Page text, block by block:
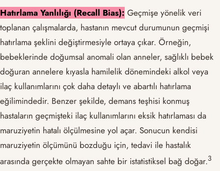
Hatırlama Yanlılığı (Recall Bias): Geçmişe yönelik veri
toplanan çalışmalarda, hastanın mevcut durumunun geçmişi
hatırlama şeklini değiştirmesiyle ortaya çıkar. Örneğin,
bebeklerinde doğumsal anomali olan anneler, sağlıklı bebek
doğuran annelere kıyasla hamilelik dönemindeki alkol veya
ilaç kullanımlarını çok daha detaylı ve abartılı hatırlama
eğilimindedir. Benzer şekilde, demans teşhisi konmuş
hastaların geçmişteki ilaç kullanımlarını eksik hatırlaması da
maruziyetin hatalı ölçülmesine yol açar. Sonucun kendisi
maruziyetin ölçümünü bozduğu için, tedavi ile hastalık
arasında gerçekte olmayan sahte bir istatistiksel bağ doğar.​3​